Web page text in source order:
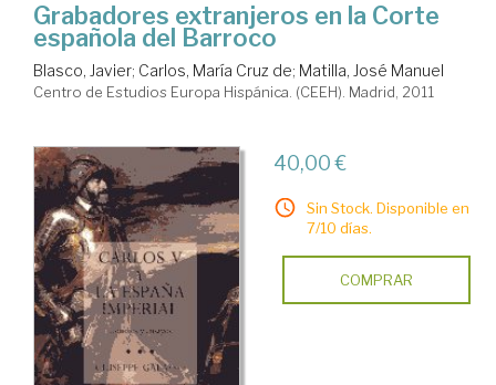
Grabadores extranjeros en la Corte
española del Barroco
Blasco, Javier; Carlos, María Cruz de; Matilla, José Manuel
Centro de Estudios Europa Hispánica. (CEEH). Madrid, 2011
40,00 €
Sin Stock. Disponible en
7/10 días.
COMPRAR